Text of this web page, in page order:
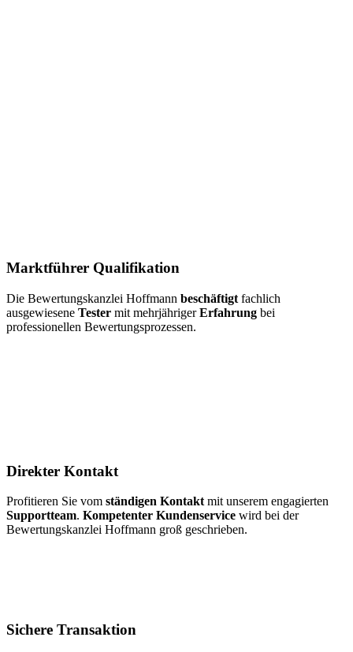
Marktführer Qualifikation
Die Bewertungskanzlei Hoffmann beschäftigt fachlich
ausgewiesene Tester mit mehrjährigerErfahrung bei
professionellen Bewertungsprozessen.
Direkter Kontakt
Profitieren Sie vom ständigen Kontaktmit unserem engagierten
Supportteam. Kompetenter Kundenservice wird bei der
Bewertungskanzlei Hoffmann groß geschrieben.
Sichere Transaktion